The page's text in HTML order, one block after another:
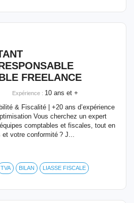
FREELANCE
Expérience : 10 ans et +
& Fiscalité | +20 ans d’expérience
Vous cherchez un expert
comptables et fiscales, tout en
votre conformité ? J...
TVA BILAN LIASSE FISCALE